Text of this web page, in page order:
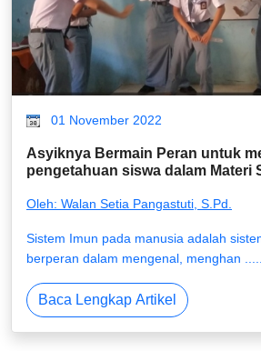
01 November 2022
Asyiknya Bermain Peran untuk
pengetahuan siswa dalam Materi
Oleh: Walan Setia Pangastuti, S.Pd.
Sistem Imun pada manusia adalah
berperan dalam mengenal, menghan .....
Baca Lengkap Artikel